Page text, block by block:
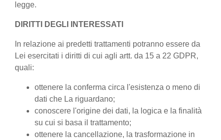
legge.
DIRITTI DEGLI INTERESSATI
In relazione ai predetti trattamenti potranno essere da
Lei esercitati i diritti di cui agli artt. da 15 a 22 GDPR,
quali:
ottenere la conferma circa l'esistenza o meno di
dati che La riguardano;
conoscere l'origine dei dati, la logica e la finalità
su cui si basa il trattamento;
ottenere la cancellazione, la trasformazione in